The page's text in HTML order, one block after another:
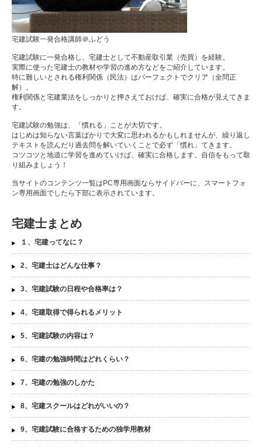
宅建試験一発合格講師＠ふどう
宅建試験に一発合格し、宅建士として不動産取引業（売買）を経験。
実際に使った宅建士の教材や学習の進め方などをご紹介しています。
特に難しいとされる権利関係（民法）はパーフェクトでクリア（全問正
解）。
権利関係と宅建業法をしっかりと押さえておけば、確実に合格が見えてきま
す。
宅建試験の勉強は、「慣れる」ことが大切です。
はじめは知らない言葉ばかりで大変に思われるかもしれませんが、繰り返し
テキストを読んだり過去問を解いていくことで必ず「慣れ」てきます。
コツコツと地道に学習を進めていけば、確実に合格します。自信をもって取
り組みましょう！
当サイトのコンテンツ一覧はPC専用画面ならサイドバーに、スマートフォ
ン専用画面でしたら下部に表示されています。
宅建士まとめ
１、宅建ってなに？
2、宅建士はどんな仕事？
3、宅建試験の日程や合格率は？
4、宅建取得で得られるメリット
5、宅建試験の内容は？
6、宅建の勉強時間はどれくらい？
7、宅建の勉強のしかた
8、宅建スクールはどれがいいの？
9、宅建試験に合格するための独学用教材